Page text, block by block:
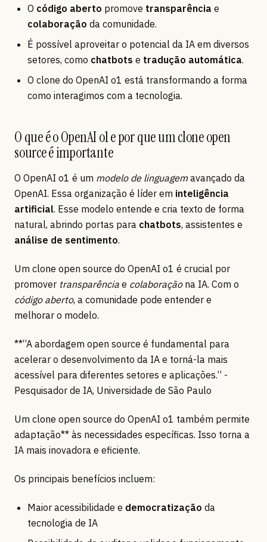
O código aberto promove transparência e
colaboração da comunidade.
É possível aproveitar o potencial da IA em diversos
setores, como chatbots e tradução automática.
O clone do OpenAI o1 está transformando a forma
como interagimos com a tecnologia.
O que é o OpenAI o1 e por que um clone open
source é importante
O OpenAI o1 é um modelo de linguagemavançado da
OpenAI. Essa organização é líder em inteligência
artificial. Esse modelo entende e cria texto de forma
natural, abrindo portas para chatbots, assistentes e
análise de sentimento.
Um clone open source do OpenAI o1 é crucial por
promover transparência e colaboraçãona IA. Com o
código aberto, a comunidade pode entender e
melhorar o modelo.
**“A abordagem open source é fundamental para
acelerar o desenvolvimento da IA e torná-la mais
acessível para diferentes setores e aplicações.” -
Pesquisador de IA, Universidade de São Paulo
Um clone open source do OpenAI o1 também permite
adaptação** às necessidades específicas. Isso torna a
IA mais inovadora e eficiente.
Os principais benefícios incluem:
Maior acessibilidade e democratização da
tecnologia de IA